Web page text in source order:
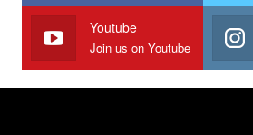
Youtube
Join us on Youtube